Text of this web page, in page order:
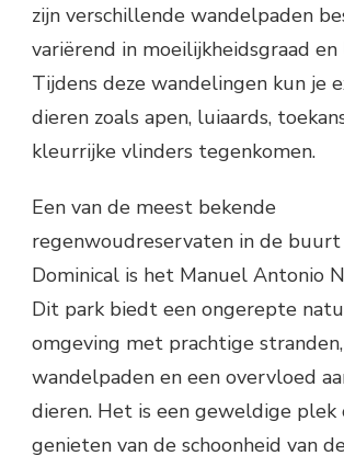
zijn verschillende wandelpaden
variërend in moeilijkheidsgraad
Tijdens deze wandelingen kun je
dieren zoals apen, luiaards,
kleurrijke vlinders tegenkomen.
Een van de meest bekende
regenwoudreservaten in de buurt
Dominical is het Manuel Antonio
Dit park biedt een ongerepte
omgeving met prachtige stranden,
wandelpaden en een overvloed
dieren. Het is een geweldige plek
genieten van de schoonheid van